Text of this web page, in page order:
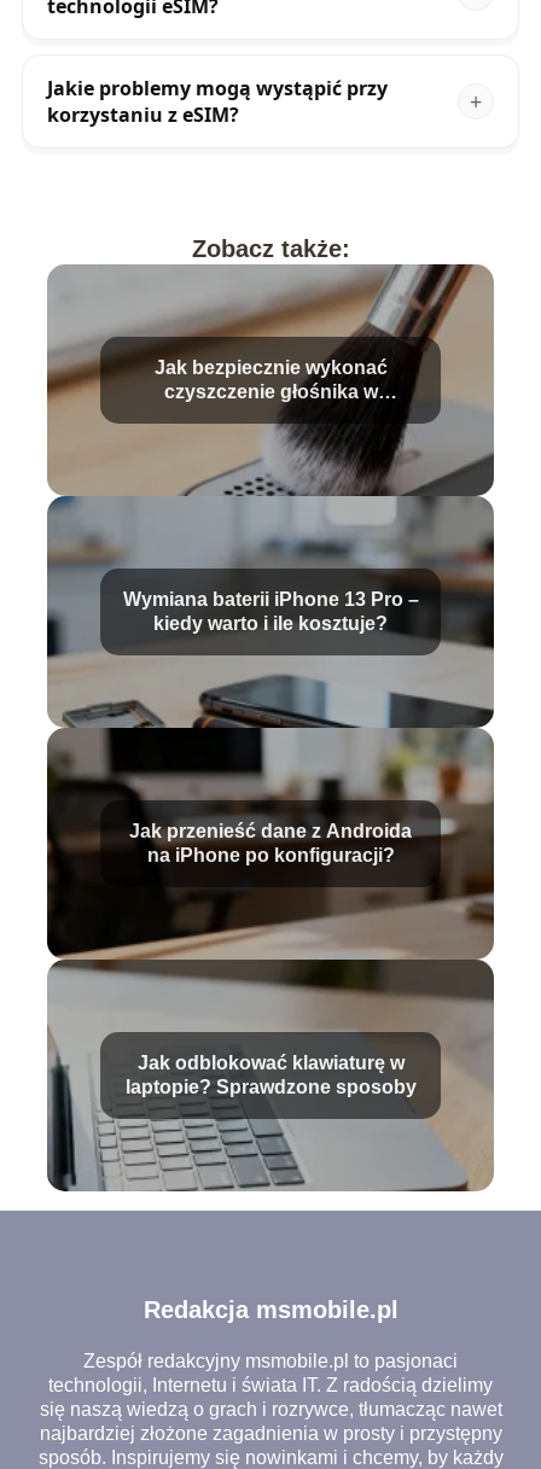
technologii eSIM?
Jakie problemy mogą wystąpić przy
korzystaniu z eSIM?
Zobacz także:
Jak bezpiecznie wykonać
czyszczenie głośnika w
telefonie?
Wymiana baterii iPhone 13 Pro –
kiedy warto i ile kosztuje?
Jak przenieść dane z Androida
na iPhone po konfiguracji?
Jak odblokować klawiaturę w
laptopie? Sprawdzone sposoby
Redakcja msmobile.pl
Zespół redakcyjny msmobile.pl to pasjonaci
technologii, Internetu i świata IT. Z radością dzielimy
się naszą wiedzą o grach i rozrywce, tłumacząc nawet
najbardziej złożone zagadnienia w prosty i przystępny
sposób. Inspirujemy się nowinkami i chcemy, by każdy